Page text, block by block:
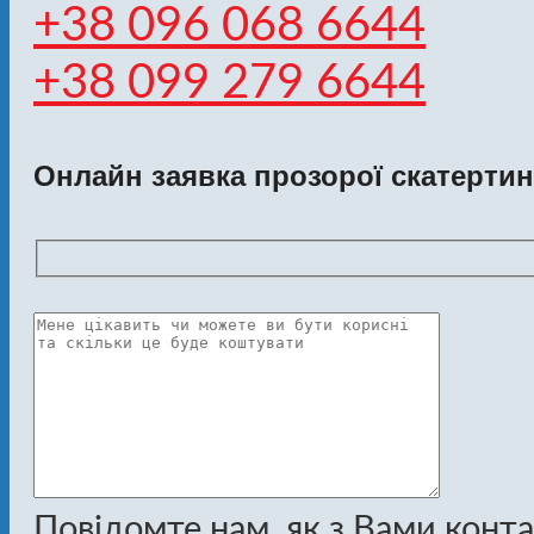
+38 096 068 6644
+38 099 279 6644
Онлайн заявка прозорої